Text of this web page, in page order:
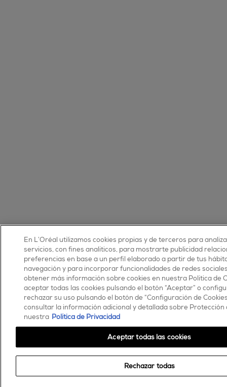
En L’Oréal utilizamos cookies propias y de terceros para
servicios, con fines analíticos, para mostrarte publicidad
preferencias en base a un perfil elaborado a partir de tus
navegación y para incorporar funcionalidades de redes
obtener más información sobre cookies en nuestra Política de
aceptar todas las cookies pulsando el botón “Aceptar” o
rechazar su uso pulsando el botón de “Configuración de
consultar la información adicional y detallada sobre Protección
nuestra Política de Privacidad
Rechazar todas
Aceptar todas las cookies